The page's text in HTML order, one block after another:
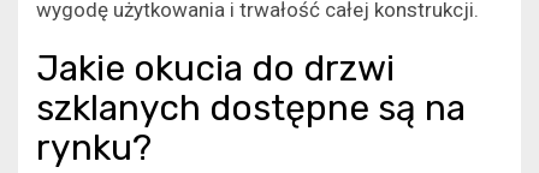
wygodę użytkowania i trwałość całej konstrukcji.
Jakie okucia do drzwi
szklanych dostępne są na
rynku?